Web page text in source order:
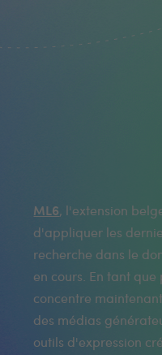
ML6, l'extension
d'appliquer les
recherche dans le
en cours. En tant
concentre
des médias
outils d'expression